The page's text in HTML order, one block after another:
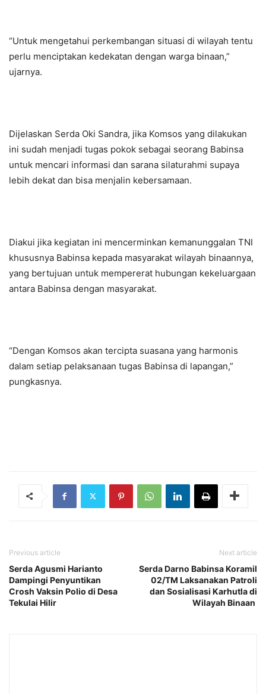
“Untuk mengetahui perkembangan situasi di wilayah tentu
perlu menciptakan kedekatan dengan warga binaan,”
ujarnya.
Dijelaskan Serda Oki Sandra, jika Komsos yang dilakukan
ini sudah menjadi tugas pokok sebagai seorang Babinsa
untuk mencari informasi dan sarana silaturahmi supaya
lebih dekat dan bisa menjalin kebersamaan.
Diakui jika kegiatan ini mencerminkan kemanunggalan TNI
khususnya Babinsa kepada masyarakat wilayah binaannya,
yang bertujuan untuk mempererat hubungan kekeluargaan
antara Babinsa dengan masyarakat.
“Dengan Komsos akan tercipta suasana yang harmonis
dalam setiap pelaksanaan tugas Babinsa di lapangan,”
pungkasnya.
Previous article
Serda Agusmi Harianto
Dampingi Penyuntikan
Crosh Vaksin Polio di Desa
Tekulai Hilir
Next article
Serda Darno Babinsa Koramil
02/TM Laksanakan Patroli
dan Sosialisasi Karhutla di
Wilayah Binaan